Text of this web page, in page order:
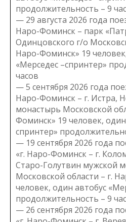
продолжительность – 9
— 29 августа 2026 года
Наро-Фоминск – парк
Одинцовского г/о
Наро-Фоминск» 19
«Мерседес –спринтер»
часов
— 5 сентября 2026 года
Наро-Фоминск – г. Истра,
монастырь Московской
Фоминск» 19 человек,
спринтер»
— 19 сентября 2026 года
«г. Наро-Фоминск – г.
Старо-Голутвин мужской
Московской области – г.
человек, один автобус
продолжительность – 9
— 26 сентября 2026 года